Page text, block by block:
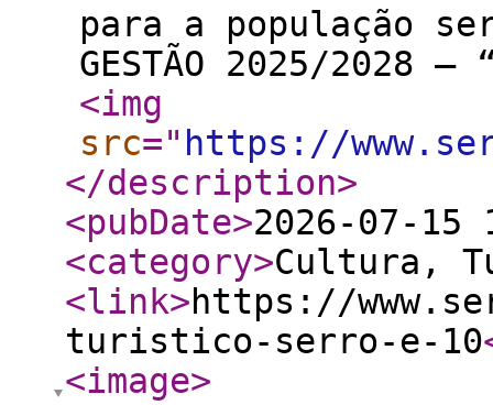
para a população
GESTÃO 2025/2028 –
<img
src=" https://
</description>
<pubDate>2026-07-15
<category>Cultura,
<link>https://
turistico-serro-e-10
<image>